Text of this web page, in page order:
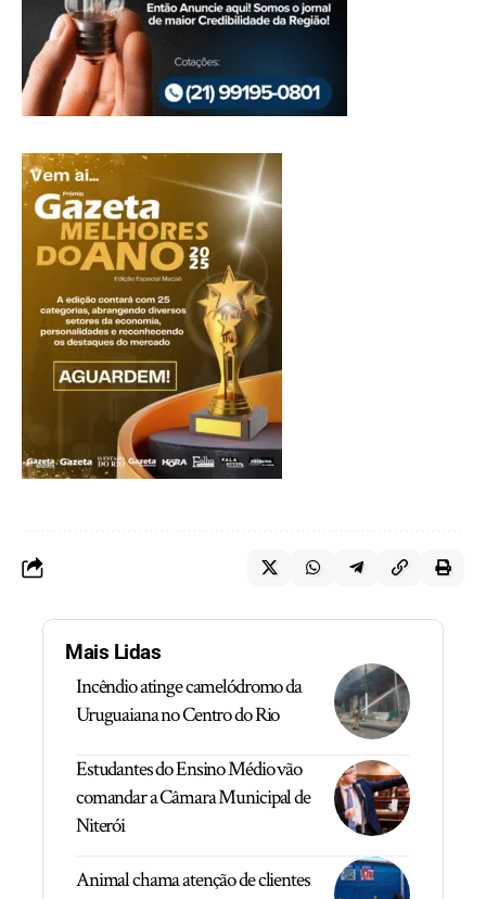
Mais Lidas
Incêndio atinge camelódromo da
Uruguaiana no Centro do Rio
Estudantes do Ensino Médio vão
comandar a Câmara Municipal de
Niterói
Animal chama atenção de clientes